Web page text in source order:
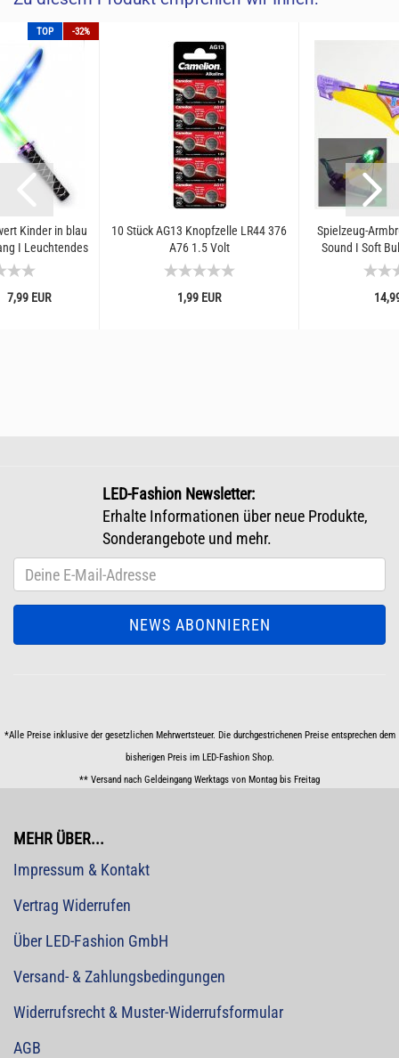
TOP -32%
Kinder in blau
I Leuchtendes
EUR
10 Stück AG13 Knopfzelle LR44 376
A76 1.5 Volt
1,99 EUR
Spielzeug-
Sound I Soft
Kinder I In-
LED-Fashion Newsletter:
Erhalte Informationen über neue Produkte,
Sonderangebote und mehr.
*Alle Preise inklusive der gesetzlichen Mehrwertsteuer. Die durchgestrichenen Preise entsprechen dem
bisherigen Preis im LED-Fashion Shop.
** Versand nach Geldeingang Werktags von Montag bis Freitag
MEHR ÜBER...
Impressum & Kontakt
Vertrag Widerrufen
Über LED-Fashion GmbH
Versand- & Zahlungsbedingungen
Widerrufsrecht & Muster-Widerrufsformular
AGB